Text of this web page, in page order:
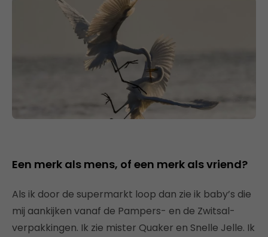
Een merk als mens, of een merk als vriend?
Als ik door de supermarkt loop dan zie ik baby’s die
mij aankijken vanaf de Pampers- en de Zwitsal-
verpakkingen. Ik zie mister Quaker en Snelle Jelle. Ik